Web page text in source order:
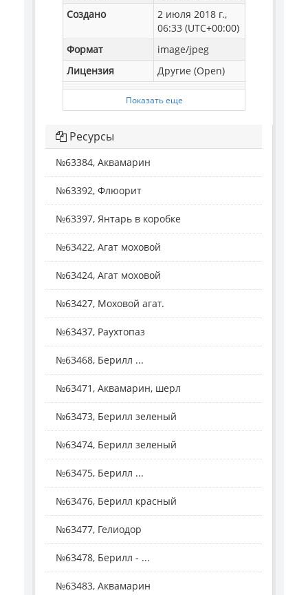
Создано
2 июля 2018 г.,
06:33 (UTC+00:00)
Формат
image/jpeg
Лицензия
Другие (Open)
Показать еще
Ресурсы
№63384, Аквамарин
№63392, Флюорит
№63397, Янтарь в коробке
№63422, Агат моховой
№63424, Агат моховой
№63427, Моховой агат.
№63437, Раухтопаз
№63468, Берилл ...
№63471, Аквамарин, шерл
№63473, Берилл зеленый
№63474, Берилл зеленый
№63475, Берилл ...
№63476, Берилл красный
№63477, Гелиодор
№63478, Берилл - ...
№63483, Аквамарин